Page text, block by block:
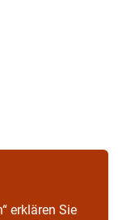
erklären Sie